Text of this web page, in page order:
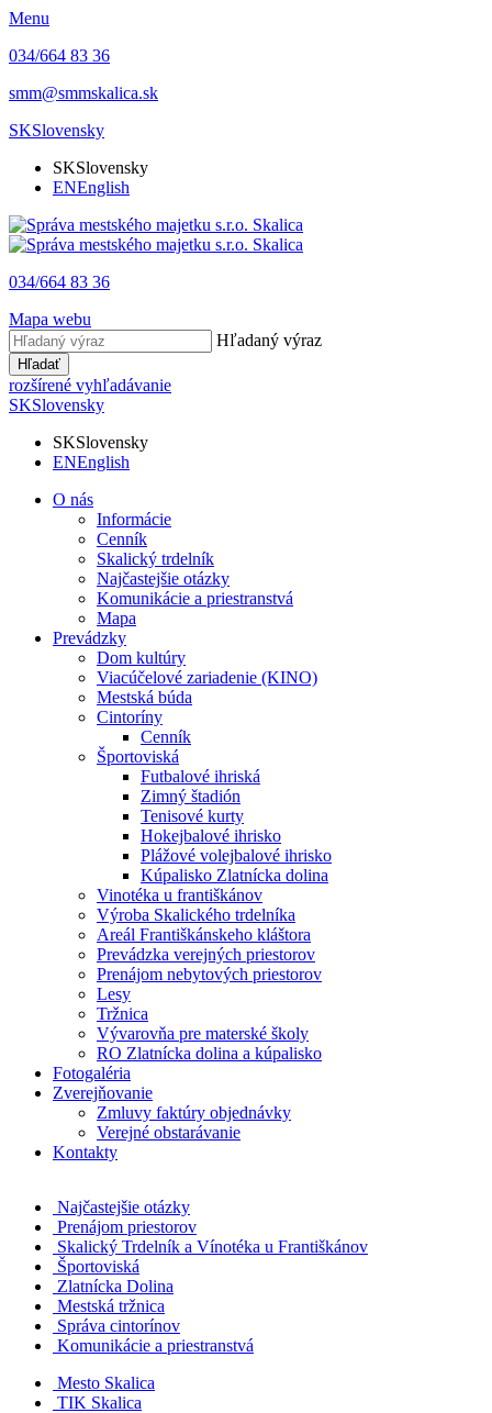
Menu
034/664 83 36
smm@smmskalica.sk
SKSlovensky
SKSlovensky
ENEnglish
034/664 83 36
Mapa webu
Hľadaný výraz
Hľadať
rozšírené vyhľadávanie
SKSlovensky
SKSlovensky
ENEnglish
O nás
Informácie
Cenník
Skalický trdelník
Najčastejšie otázky
Komunikácie a priestranstvá
Mapa
Prevádzky
Dom kultúry
Viacúčelové zariadenie (KINO)
Mestská búda
Cintoríny
Cenník
Športoviská
Futbalové ihriská
Zimný štadión
Tenisové kurty
Hokejbalové ihrisko
Plážové volejbalové ihrisko
Kúpalisko Zlatnícka dolina
Vinotéka u františkánov
Výroba Skalického trdelníka
Areál Františkánskeho kláštora
Prevádzka verejných priestorov
Prenájom nebytových priestorov
Lesy
Tržnica
Vývarovňa pre materské školy
RO Zlatnícka dolina a kúpalisko
Fotogaléria
Zverejňovanie
Zmluvy faktúry objednávky
Verejné obstarávanie
Kontakty
Najčastejšie otázky
Prenájom priestorov
Skalický Trdelník a Vínotéka u Františkánov
Športoviská
Zlatnícka Dolina
Mestská tržnica
Správa cintorínov
Komunikácie a​ priestranstvá
Mesto Skalica
TIK Skalica